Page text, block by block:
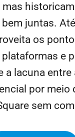
mas
juntas.
os
e
a lacuna entre
por meio
sem